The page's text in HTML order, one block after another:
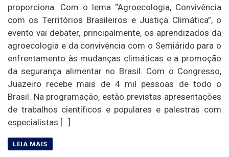
proporciona. Com o lema “Agroecologia, Convivência
com os Territórios Brasileiros e Justiça Climática”, o
evento vai debater, principalmente, os aprendizados da
agroecologia e da convivência com o Semiárido para o
enfrentamento às mudanças climáticas e a promoção
da segurança alimentar no Brasil. Com o Congresso,
Juazeiro recebe mais de 4 mil pessoas de todo o
Brasil. Na programação, estão previstas apresentações
de trabalhos científicos e populares e palestras com
especialistas […]